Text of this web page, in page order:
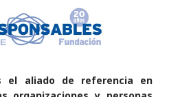
el aliado de referencia en